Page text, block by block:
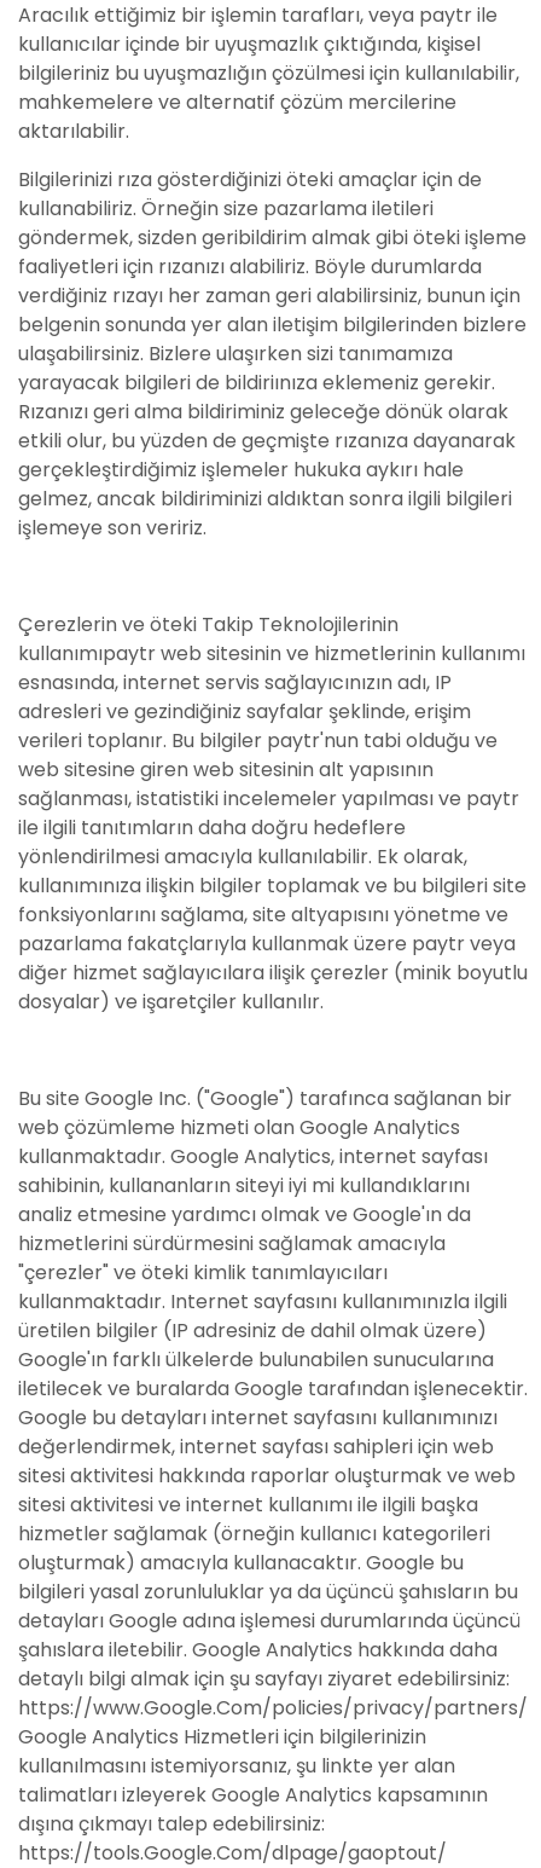
Aracılık ettiğimiz bir işlemin tarafları, veya paytr ile
kullanıcılar içinde bir uyuşmazlık çıktığında, kişisel
bilgileriniz bu uyuşmazlığın çözülmesi için kullanılabilir,
mahkemelere ve alternatif çözüm mercilerine
aktarılabilir.
Bilgilerinizi rıza gösterdiğinizi öteki amaçlar için de
kullanabiliriz. Örneğin size pazarlama iletileri
göndermek, sizden geribildirim almak gibi öteki işleme
faaliyetleri için rızanızı alabiliriz. Böyle durumlarda
verdiğiniz rızayı her zaman geri alabilirsiniz, bunun için
belgenin sonunda yer alan iletişim bilgilerinden bizlere
ulaşabilirsiniz. Bizlere ulaşırken sizi tanımamıza
yarayacak bilgileri de bildiriınıza eklemeniz gerekir.
Rızanızı geri alma bildiriminiz geleceğe dönük olarak
etkili olur, bu yüzden de geçmişte rızanıza dayanarak
gerçekleştirdiğimiz işlemeler hukuka aykırı hale
gelmez, ancak bildiriminizi aldıktan sonra ilgili bilgileri
işlemeye son veririz.
Çerezlerin ve öteki Takip Teknolojilerinin
kullanımıpaytr web sitesinin ve hizmetlerinin kullanımı
esnasında, internet servis sağlayıcınızın adı, IP
adresleri ve gezindiğiniz sayfalar şeklinde, erişim
verileri toplanır. Bu bilgiler paytr'nun tabi olduğu ve
web sitesine giren web sitesinin alt yapısının
sağlanması, istatistiki incelemeler yapılması ve paytr
ile ilgili tanıtımların daha doğru hedeflere
yönlendirilmesi amacıyla kullanılabilir. Ek olarak,
kullanımınıza ilişkin bilgiler toplamak ve bu bilgileri site
fonksiyonlarını sağlama, site altyapısını yönetme ve
pazarlama fakatçlarıyla kullanmak üzere paytr veya
diğer hizmet sağlayıcılara ilişik çerezler (minik boyutlu
dosyalar) ve işaretçiler kullanılır.
Bu site Google Inc. ("Google") tarafınca sağlanan bir
web çözümleme hizmeti olan Google Analytics
kullanmaktadır. Google Analytics, internet sayfası
sahibinin, kullananların siteyi iyi mi kullandıklarını
analiz etmesine yardımcı olmak ve Google'ın da
hizmetlerini sürdürmesini sağlamak amacıyla
"çerezler" ve öteki kimlik tanımlayıcıları
kullanmaktadır. Internet sayfasını kullanımınızla ilgili
üretilen bilgiler (IP adresiniz de dahil olmak üzere)
Google'ın farklı ülkelerde bulunabilen sunucularına
iletilecek ve buralarda Google tarafından işlenecektir.
Google bu detayları internet sayfasını kullanımınızı
değerlendirmek, internet sayfası sahipleri için web
sitesi aktivitesi hakkında raporlar oluşturmak ve web
sitesi aktivitesi ve internet kullanımı ile ilgili başka
hizmetler sağlamak (örneğin kullanıcı kategorileri
oluşturmak) amacıyla kullanacaktır. Google bu
bilgileri yasal zorunluluklar ya da üçüncü şahısların bu
detayları Google adına işlemesi durumlarında üçüncü
şahıslara iletebilir. Google Analytics hakkında daha
detaylı bilgi almak için şu sayfayı ziyaret edebilirsiniz:
https://www.Google.Com/policies/privacy/partners/
Google Analytics Hizmetleri için bilgilerinizin
kullanılmasını istemiyorsanız, şu linkte yer alan
talimatları izleyerek Google Analytics kapsamının
dışına çıkmayı talep edebilirsiniz:
https://tools.Google.Com/dlpage/gaoptout/